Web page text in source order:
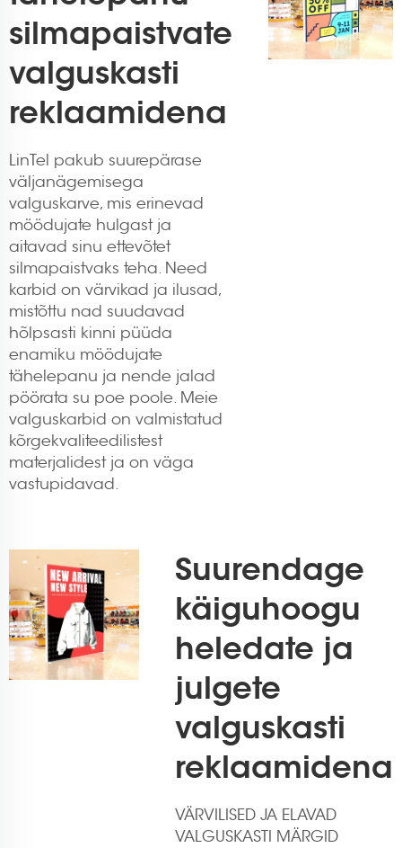
silmapaistvate
valguskasti
reklaamidena
LinTel pakub suurepärase
väljanägemisega
valguskarve, mis erinevad
möödujate hulgast ja
aitavad sinu ettevõtet
silmapaistvaks teha. Need
karbid on värvikad ja ilusad,
mistõttu nad suudavad
hõlpsasti kinni püüda
enamiku möödujate
tähelepanu ja nende jalad
pöörata su poe poole. Meie
valguskarbid on valmistatud
kõrgekvaliteedilistest
materjalidest ja on väga
vastupidavad.
Suurendage
käiguhoogu
heledate ja
julgete
valguskasti
reklaamidena
VÄRVILISED JA ELAVAD
VALGUSKASTI MÄRGID